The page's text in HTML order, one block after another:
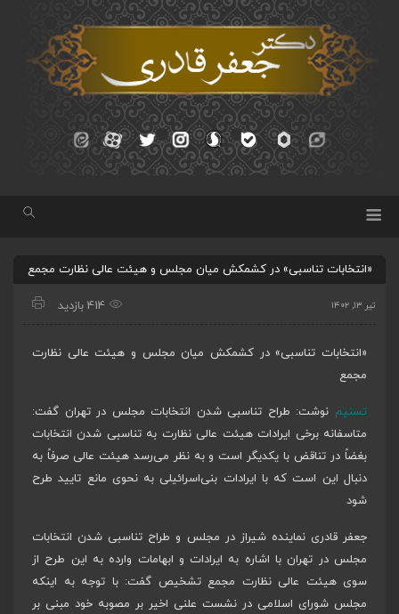
«انتخابات تناسبی» در کشمکش میان مجلس و هیئت عالی نظارت مجمع
تیر ۱۳, ۱۴۰۲ 414 بازدید
«انتخابات تناسبی» در کشمکش میان مجلس و هیئت عالی نظارت
مجمع
تسنیم نوشت: طراح تناسبی شدن انتخابات مجلس در تهران گفت:
متاسفانه برخی ایرادات هیئت عالی نظارت به تناسبی شدن انتخابات
بغضاً در تناقض با یکدیگر است و به نظر می‌رسد هیئت عالی صرفاً به
دنبال این است که با ایرادات بنی‌اسرائیلی به نحوی مانع تایید طرح
شود
جعفر قادری نماینده شیراز در مجلس و طراح تناسبی شدن انتخابات
مجلس در تهران با اشاره به ایرادات و ابهامات وارده به این طرح از
سوی هیئت عالی نظارت مجمع تشخیص گفت: با توجه به اینکه
مجلس شورای اسلامی در نشست علنی اخیر بر مصوبه خود مبنی بر